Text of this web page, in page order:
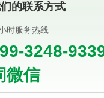
的联系方式
时服务热线
3248-
微信